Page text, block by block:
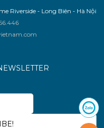
Riverside - Long Biên - Hà Nội